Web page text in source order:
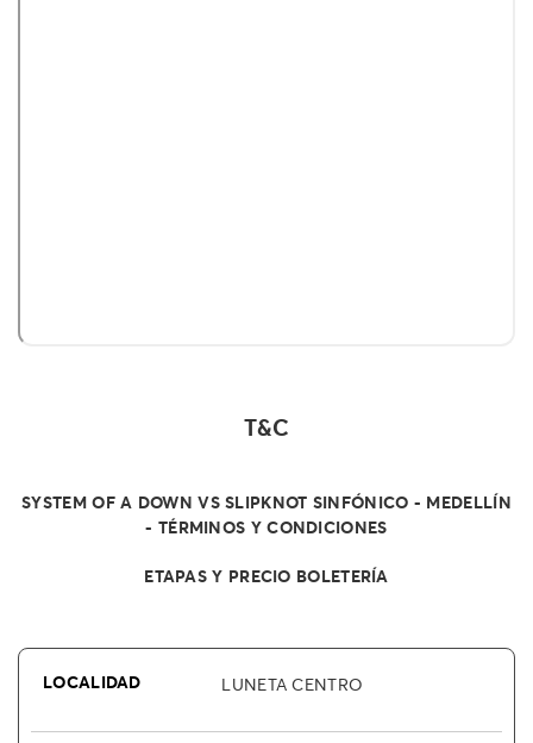
T&C
SYSTEM OF A DOWN VS SLIPKNOT SINFÓNICO - MEDELLÍN
- TÉRMINOS Y CONDICIONES
ETAPAS Y PRECIO BOLETERÍA
LUNETA CENTRO